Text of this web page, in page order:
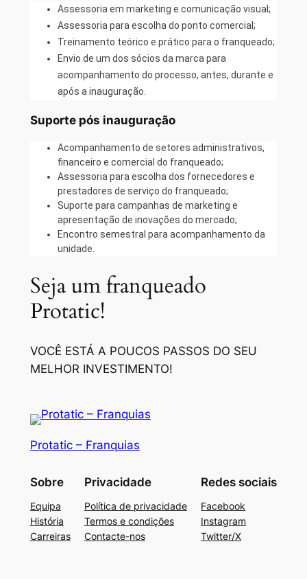
Assessoria em marketing e comunicação visual;
Assessoria para escolha do ponto comercial;
Treinamento teórico e prático para o franqueado;
Envio de um dos sócios da marca para
acompanhamento do processo, antes, durante e
após a inauguração.
Suporte pós inauguração
Acompanhamento de setores administrativos,
financeiro e comercial do franqueado;
Assessoria para escolha dos fornecedores e
prestadores de serviço do franqueado;
Suporte para campanhas de marketing e
apresentação de inovações do mercado;
Encontro semestral para acompanhamento da
unidade.
Seja um franqueado
Protatic!
VOCÊ ESTÁ A POUCOS PASSOS DO SEU
MELHOR INVESTIMENTO!
Protatic – Franquias
Sobre
Equipa
História
Carreiras
Privacidade
Política de privacidade
Termos e condições
Contacte-nos
Redes sociais
Facebook
Instagram
Twitter/X